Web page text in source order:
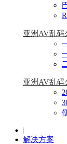
亚洲AV乱
亚洲AV乱
|
解决方案